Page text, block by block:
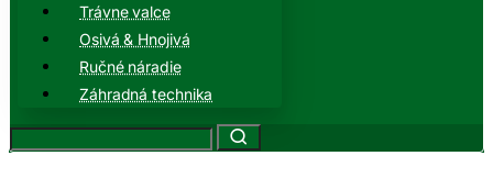
Trávne valce
Osivá & Hnojivá
Ručné náradie
Záhradná technika